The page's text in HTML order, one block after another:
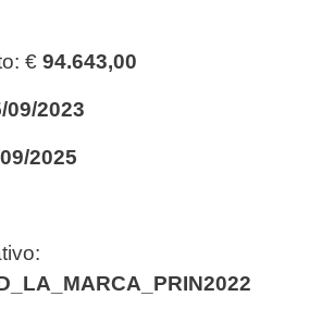
€ 94.643,00
09/2023
2025